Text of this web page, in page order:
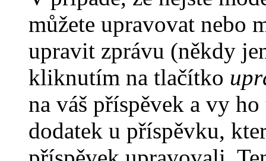
můžete upravovat nebo
upravit zprávu (někdy
kliknutím na tlačítko
na váš příspěvek a vy
dodatek u příspěvku,